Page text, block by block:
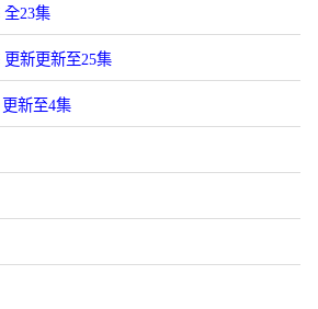
23集
新更新至25集
新至4集